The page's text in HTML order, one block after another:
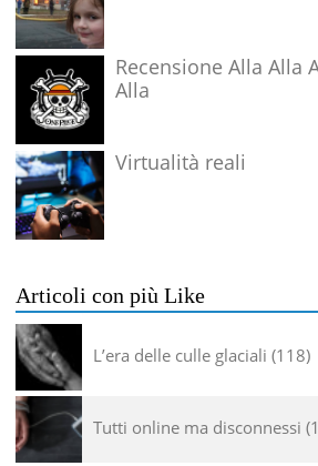
Recensione Alla Alla
Alla
Virtualità reali
Articoli con più Like
L’era delle culle glaciali 118
Tutti online ma disconnessi